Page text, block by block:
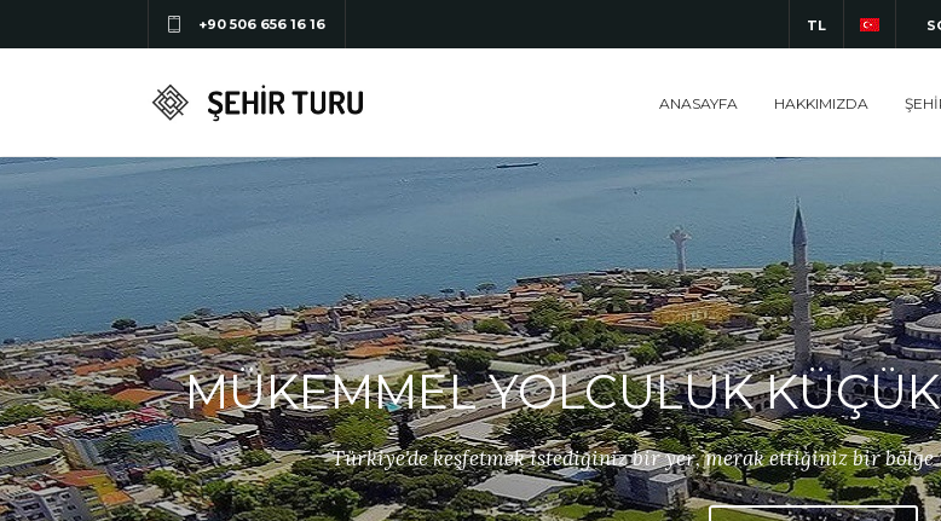
+90 506 656 16 16 TL
ANASAYFA HAKKIMIZDA
MÜKEMMEL YOLCULUK
Türkiye'de keşfetmek istediğiniz bir yer, merak ettiğiniz bir bölge